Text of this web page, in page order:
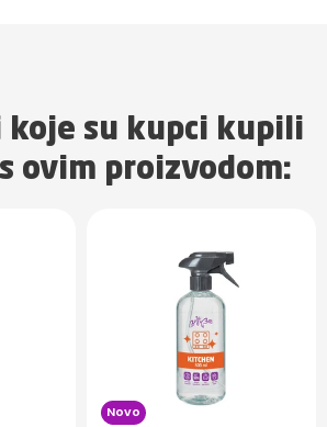
koje su kupci kupili
ovim proizvodom:
Novo